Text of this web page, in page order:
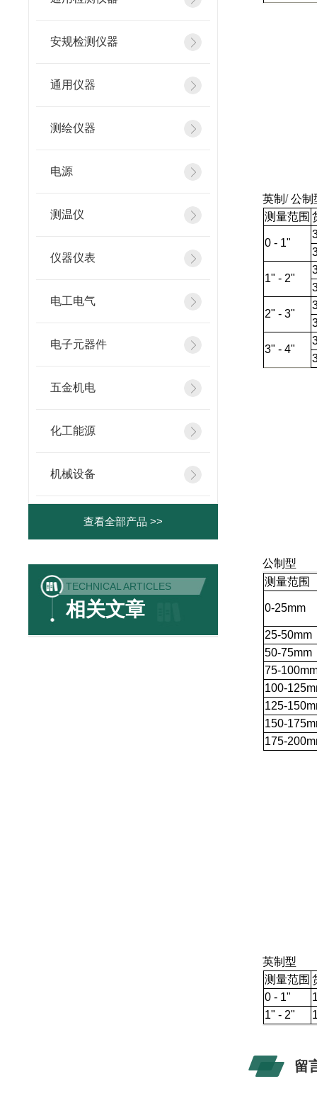
安规检测仪器
通用仪器
测绘仪器
电源
测温仪
仪器仪表
电工电气
电子元器件
五金机电
化工能源
机械设备
查看全部产品 >>
TECHNICAL ARTICLES
相关文章
英制/公制
测量范围
0 - 1"
1" - 2"
2" - 3"
3" - 4"
公制型
测量范围
0-25mm
25-50mm
50-75mm
75-
100-
125-
150-
175-
英制型
测量范围
0 - 1"
1" - 2"
留